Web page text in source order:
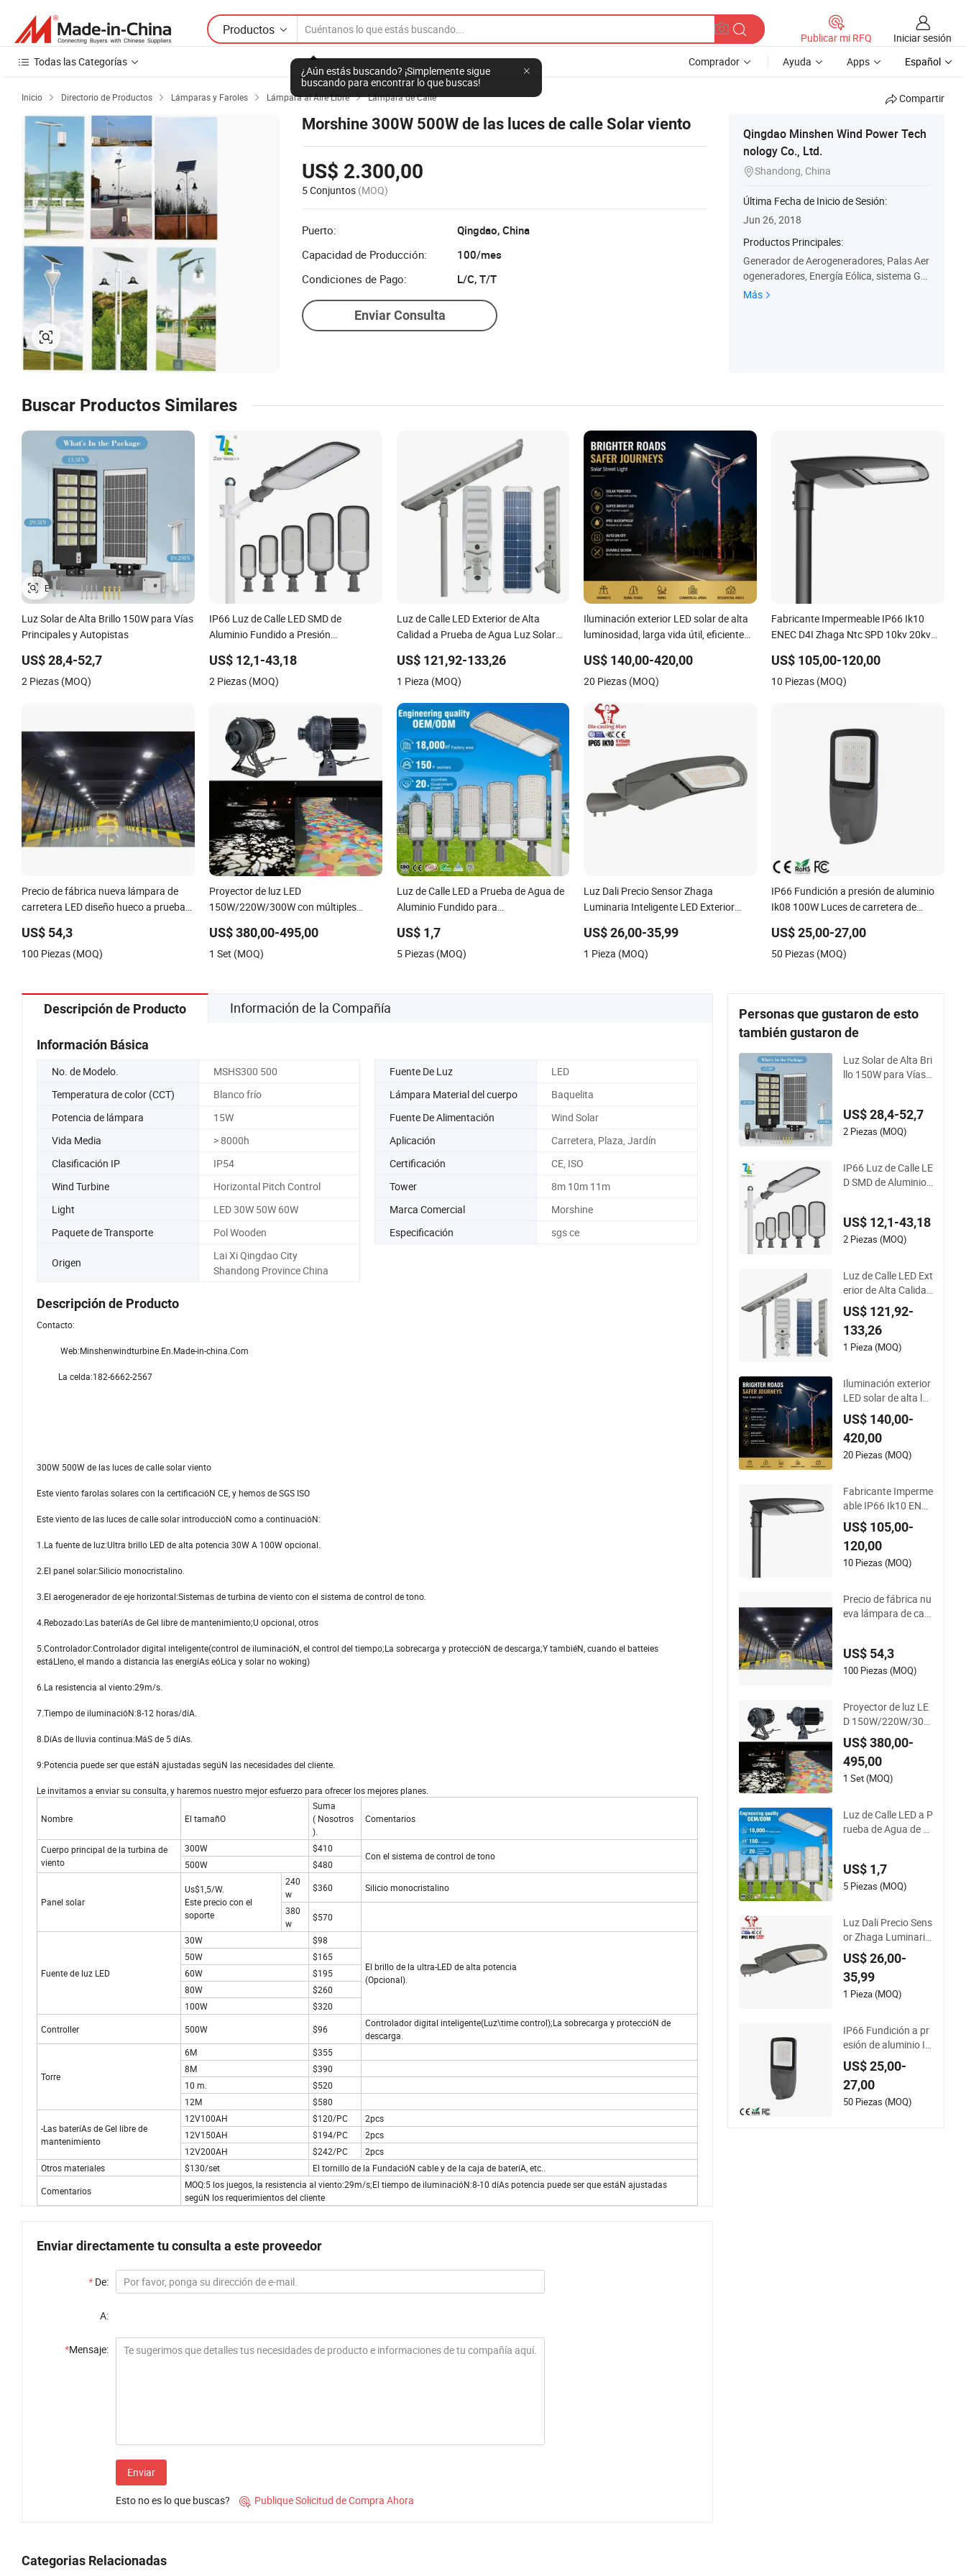
Productos
¿Aún estás buscando? ¡Simplemente sigue
buscando para encontrar lo que buscas!
Publicar mi RFQ
Iniciar sesión
Todas las Categorías
Comprador Ayuda Apps Español
Inicio  Directorio de Productos  Lámparas y Faroles  Lámpara al Aire Libre  Lámpara de Calle Compartir
Morshine 300W 500W de las luces de calle Solar viento
US$ 2.300,00
5 Conjuntos (MOQ)
Puerto:
Qingdao, China
Capacidad de Producción:
100/mes
Condiciones de Pago:
L/C, T/T
Enviar Consulta
Qingdao Minshen Wind Power Tech
nology Co., Ltd.
Shandong, China
Última Fecha de Inicio de Sesión:
Jun 26, 2018
Productos Principales:
Generador de Aerogeneradores, Palas Aer
ogeneradores, Energía Eólica, sistema Ge
nerador de Aerogeneradores, controlador,
Más
Buscar Productos Similares
Luz Solar de Alta Brillo 150W para Vías
Principales y Autopistas
US$ 28,4-52,7
2 Piezas (MOQ)
IP66 Luz de Calle LED SMD de
Aluminio Fundido a Presión
100W 150W 200W 240W
US$ 12,1-43,18
2 Piezas (MOQ)
Luz de Calle LED Exterior de Alta
Calidad a Prueba de Agua Luz Solar
Jardín Luz de Camino
US$ 121,92-133,26
1 Pieza (MOQ)
Iluminación exterior LED solar de alta
luminosidad, larga vida útil, eficiente
iluminación de carreteras principales
urbanas, autopistas y caminos de
US$ 140,00-420,00
20 Piezas (MOQ)
Fabricante Impermeable IP66 Ik10
ENEC D4I Zhaga Ntc SPD 10kv 20kv
Luz de Calle LED
US$ 105,00-120,00
10 Piezas (MOQ)
Precio de fábrica nueva lámpara de
carretera LED diseño hueco a prueba
US$ 54,3
100 Piezas (MOQ)
Proyector de luz LED
150W/220W/300W con múltiples
US$ 380,00-495,00
1 Set (MOQ)
Luz de Calle LED a Prueba de Agua de
Aluminio Fundido para
por Mayor 50W 100W 150W 200W
300W IP66
US$ 1,7
5 Piezas (MOQ)
Luz Dali Precio Sensor Zhaga
Luminaria Inteligente LED Exterior
US$ 26,00-35,99
1 Pieza (MOQ)
IP66 Fundición a presión de aluminio
Ik08 100W Luces de carretera de
calles
US$ 25,00-27,00
50 Piezas (MOQ)
Descripción de Producto Información de la Compañía
Información Básica
No. de Modelo. MSHS300 500 Fuente De Luz
LED
Temperatura de color (CCT)
Blanco frío Lámpara Material del cuerpo
Baquelita
Potencia de lámpara
15W Fuente De Alimentación
Wind Solar
Vida Media
> 8000h Aplicación
Carretera, Plaza, Jardín
Clasificación IP
IP54 Certificación
CE, ISO
Wind Turbine
Horizontal Pitch Control Tower
8m 10m 11m
Light
LED 30W 50W 60W Marca Comercial
Morshine
Paquete de Transporte
Pol Wooden Especificación sgs ce
Origen
Lai Xi Qingdao City
Shandong Province China
Descripción de Producto
Contacto:
Web:Minshenwindturbine.En.Made-in-china.Com
La celda:182-6662-2567
300W 500W de las luces de calle solar viento
Este viento farolas solares con la certificacióN CE, y hemos de SGS ISO
Este viento de las luces de calle solar introduccióN como a continuacióN:
1.La fuente de luz:Ultra brillo LED de alta potencia 30W A 100W opcional.
2.El panel solar:Silicio monocristalino.
3.El aerogenerador de eje horizontal:Sistemas de turbina de viento con el sistema de control de tono.
4.Rebozado:Las bateríAs de Gel libre de mantenimiento;U opcional, otros
5.Controlador:Controlador digital inteligente(control de iluminacióN, el control del tiempo;La sobrecarga y proteccióN de descarga;Y tambiéN, cuando el batteies
estáLleno, el mando a distancia las energíAs eóLica y solar no woking)
6.La resistencia al viento:29m/s.
7.Tiempo de iluminacióN:8-12 horas/díA.
8.DíAs de lluvia continua:MáS de 5 díAs.
9:Potencia puede ser que estáN ajustadas segúN las necesidades del cliente.
Le invitamos a enviar su consulta, y haremos nuestro mejor esfuerzo para ofrecer los mejores planes.
Nombre El tamañO
Suma
( Nosotros
).
Comentarios
Cuerpo principal de la turbina de
viento
300W $410
Con el sistema de control de tono
500W $480
Panel solar
Us$1,5/W.
Este precio con el
soporte
240
w
$360
Silicio monocristalino
380
w
$570
Fuente de luz LED
30W $98
El brillo de la ultra-LED de alta potencia
(Opcional).
50W
$165
60W
$195
80W
$260
100W
$320
Controller
500W $96
Controlador digital inteligente(Luz\time control);La sobrecarga y proteccióN de
descarga.
Torre
6M
$355
8M
$390
10 m.
$520
12M
$580
-Las bateríAs de Gel libre de
mantenimiento
12V100AH $120/PC
2pcs
12V150AH
$194/PC
2pcs
12V200AH
$242/PC
2pcs
Otros materiales
$130/set
El tornillo de la FundacióN cable y de la caja de bateríA, etc..
Comentarios
MOQ:5 los juegos, la resistencia al viento:29m/s;El tiempo de iluminacióN:8-10 díAs potencia puede ser que estáN ajustadas
segúN los requerimientos del cliente
Enviar directamente tu consulta a este proveedor
* De:
A:
*Mensaje:
Enviar
Esto no es lo que buscas?  Publique Solicitud de Compra Ahora
Categorias Relacionadas
Personas que gustaron de esto
también gustaron de
Luz Solar de Alta Bri
llo 150W para Vías
US$ 28,4-52,7
2 Piezas (MOQ)
IP66 Luz de Calle LE
D SMD de Aluminio
xterior 3030 50W 10
0W 150W 200W 240
US$ 12,1-43,18
2 Piezas (MOQ)
Luz de Calle LED Ext
erior de Alta Calidad
a Prueba de Agua L
uz Solar Integrada d
e Calle Luz de Pared
Luz de Jardín Luz d
US$ 121,92-
133,26
1 Pieza (MOQ)
Iluminación exterior
LED solar de alta lu
minosidad, larga vid
a útil, eficiente en en
ergía y ecológica pa
ra la iluminación de
tas y caminos de ca
mpus
US$ 140,00-
420,00
20 Piezas (MOQ)
Fabricante Imperme
able IP66 Ik10 ENE
C D4I Zhaga Ntc SP
D 10kv 20kv 80W/1
00W/120W/150W/
200W/250W Luz de
US$ 105,00-
120,00
10 Piezas (MOQ)
Precio de fábrica nu
eva lámpara de carr
a IP66 luz de calle L
ED 150W
US$ 54,3
100 Piezas (MOQ)
Proyector de luz LE
D 150W/220W/300
W con múltiples pat
rones a prueba de a
gua IP65
US$ 380,00-
495,00
1 Set (MOQ)
Luz de Calle LED a P
rueba de Agua de Al
Urbano Ajustable al
por Mayor 50W 100
US$ 1,7
5 Piezas (MOQ)
Luz Dali Precio Sens
or Zhaga Luminaria
Inteligente LED Exte
rior ENEC Faro
US$ 26,00-
35,99
1 Pieza (MOQ)
IP66 Fundición a pr
esión de aluminio Ik
08 100W Luces de c
arretera de ingenierí
a 140lm/W Luz LED
para calles
US$ 25,00-
27,00
50 Piezas (MOQ)